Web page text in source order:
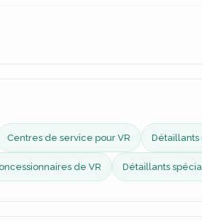
Centres de service pour VR Détaillants
de VR Détaillants